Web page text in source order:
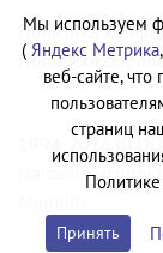
Политика
Политика
1994-2026 ©
На сайте
Мы используем
( Яндекс Метрика
веб-сайте,
страниц
Принять